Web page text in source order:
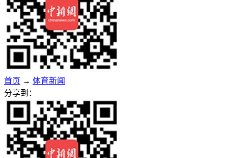
首页 → 体育新闻
分享到：